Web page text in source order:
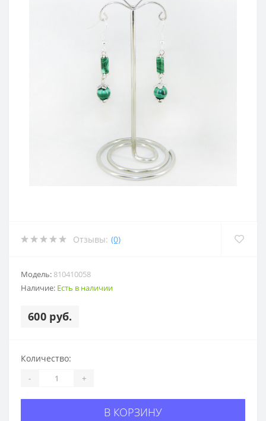
Отзывы: (0)
Модель: 810410058
Наличие: Есть в наличии
600 руб.
Количество:
- +
В КОРЗИНУ